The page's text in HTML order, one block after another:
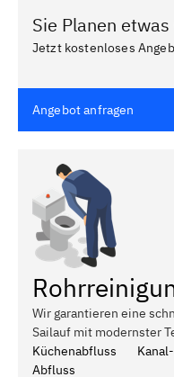
Sie Planen
Jetzt kostenloses
Angebot anfragen
Wir garantieren eine
Sailauf mit modernster
Küchenabfluss
Abfluss